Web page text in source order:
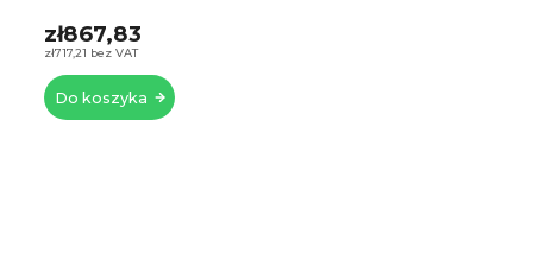
zł257,27 bez VAT
zł311,30
Do koszyka